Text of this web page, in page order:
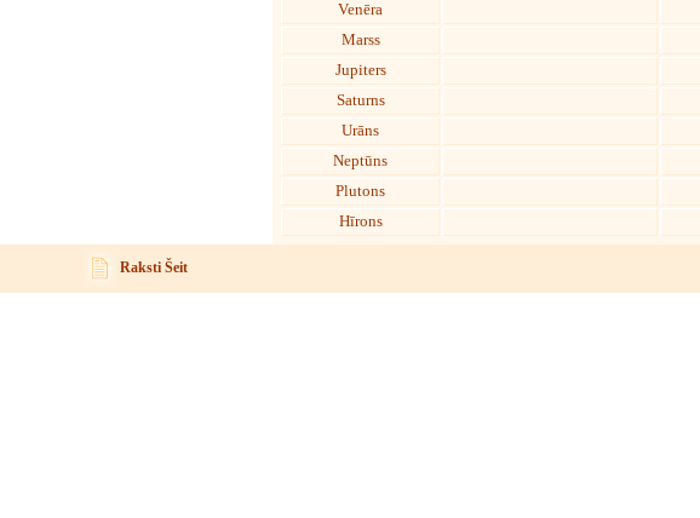
Venēra
Marss
Jupiters
Saturns
Urāns
Neptūns
Plutons
Hīrons
Raksti Šeit